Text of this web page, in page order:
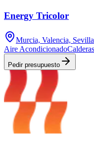
Energy Tricolor
Murcia, Valencia, Sevilla
Aire AcondicionadoCalderas
Pedir presupuesto